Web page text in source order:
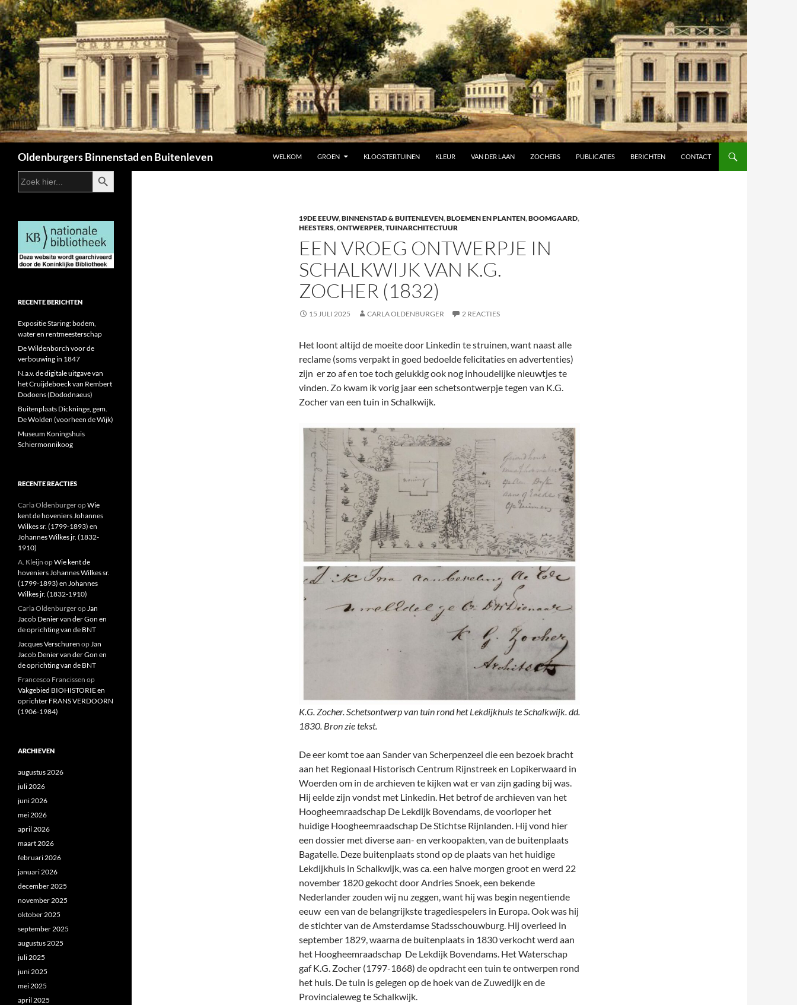
Oldenburgers Binnenstad en Buitenleven
WELKOM
GROEN KLOOSTERTUINEN KLEUR VAN DER LAAN ZOCHERS PUBLICATIES BERICHTEN CONTACT
19DE EEUW,BINNENSTAD & BUITENLEVEN,BLOEMEN EN PLANTEN,BOOMGAARD,
HEESTERS,ONTWERPER,TUINARCHITECTUUR
EEN VROEG ONTWERPJE IN
SCHALKWIJK VAN K.G.
ZOCHER (1832)
15 JULI 2025 CARLA OLDENBURGER 2 REACTIES
Het loont altijd de moeite door Linkedin te struinen, want naast alle
reclame (soms verpakt in goed bedoelde felicitaties en advertenties)
zijn er zo af en toe toch gelukkig ook nog inhoudelijke nieuwtjes te
vinden. Zo kwam ik vorig jaar een schetsontwerpje tegen van K.G.
Zocher van een tuin in Schalkwijk.
K.G. Zocher. Schetsontwerp van tuin rond het Lekdijkhuis te Schalkwijk. dd.
1830. Bron zie tekst.
De eer komt toe aan Sander van Scherpenzeel die een bezoek bracht
aan het Regionaal Historisch Centrum Rijnstreek en Lopikerwaard in
Woerden om in de archieven te kijken wat er van zijn gading bij was.
Hij eelde zijn vondst met Linkedin. Het betrof de archieven van het
Hoogheemraadschap De Lekdijk Bovendams, de voorloper het
huidige Hoogheemraadschap De Stichtse Rijnlanden. Hij vond hier
een dossier met diverse aan- en verkoopakten, van de buitenplaats
Bagatelle. Deze buitenplaats stond op de plaats van het huidige
Lekdijkhuis in Schalkwijk, was ca. een halve morgen groot en werd 22
november 1820 gekocht door Andries Snoek, een bekende
Nederlander zouden wij nu zeggen, want hij was begin negentiende
eeuw een van de belangrijkste tragediespelers in Europa. Ook was hij
de stichter van de Amsterdamse Stadsschouwburg. Hij overleed in
september 1829, waarna de buitenplaats in 1830 verkocht werd aan
het Hoogheemraadschap De Lekdijk Bovendams. Het Waterschap
gaf K.G. Zocher (1797-1868) de opdracht een tuin te ontwerpen rond
het huis. De tuin is gelegen op de hoek van de Zuwedijk en de
Provincialeweg te Schalkwijk.
Zoek
naar:
ZOEKKNOP
RECENTE BERICHTEN
Expositie Staring: bodem,
water en rentmeesterschap
De Wildenborch voor de
verbouwing in 1847
N.a.v. de digitale uitgave van
het Cruijdeboeck van Rembert
Dodoens (Dododnaeus)
Buitenplaats Dickninge, gem.
De Wolden (voorheen de Wijk)
Museum Koningshuis
Schiermonnikoog
RECENTE REACTIES
Carla OldenburgeropWie
kent de hoveniers Johannes
Wilkes sr. (1799-1893) en
Johannes Wilkes jr. (1832-
1910)
A. Kleijn opWie kent de
hoveniers Johannes Wilkes sr.
(1799-1893) en Johannes
Wilkes jr. (1832-1910)
Carla Oldenburgerop Jan
Jacob Denier van der Gon en
de oprichting van de BNT
Jacques Verschuren op Jan
Jacob Denier van der Gon en
de oprichting van de BNT
Francesco Francissen op
Vakgebied BIOHISTORIE en
oprichter FRANS VERDOORN
(1906-1984)
ARCHIEVEN
augustus 2026
juli 2026
juni 2026
mei 2026
april 2026
maart 2026
februari 2026
januari 2026
december 2025
november 2025
oktober 2025
september 2025
augustus 2025
juli 2025
juni 2025
mei 2025
april 2025